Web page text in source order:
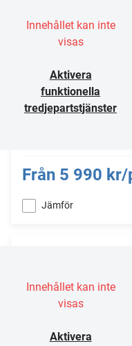
Innehållet kan inte
visas
Aktivera
funktionella
tredjepartstjänster
Från 5 990 kr/
Jämför
Innehållet kan inte
visas
Aktivera